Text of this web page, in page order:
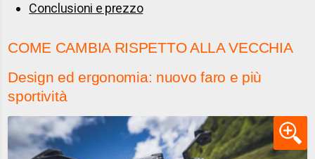
Conclusioni e prezzo
COME CAMBIA RISPETTO ALLA VECCHIA
Design ed ergonomia: nuovo faro e più
sportività